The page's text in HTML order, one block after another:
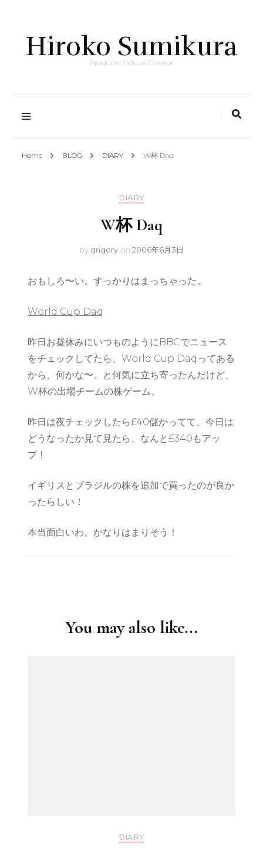
Hiroko Sumikura
Producer / Visual Creator
Home BLOG DIARY W杯 Daq
DIARY
W杯 Daq
by grigory on 2006年6月3日
おもしろ〜い。すっかりはまっちゃった。
World Cup Daq
昨日お昼休みにいつものようにBBCでニュース
をチェックしてたら、World Cup Daqってある
から、何かな〜。と何気に立ち寄ったんだけど、
W杯の出場チームの株ゲーム。
昨日は夜チェックしたら£40儲かってて、今日は
どうなったか見て見たら、なんと£340もアッ
プ！
イギリスとブラジルの株を追加で買ったのが良か
ったらしい！
本当面白いわ。かなりはまりそう！
You may also like...
DIARY